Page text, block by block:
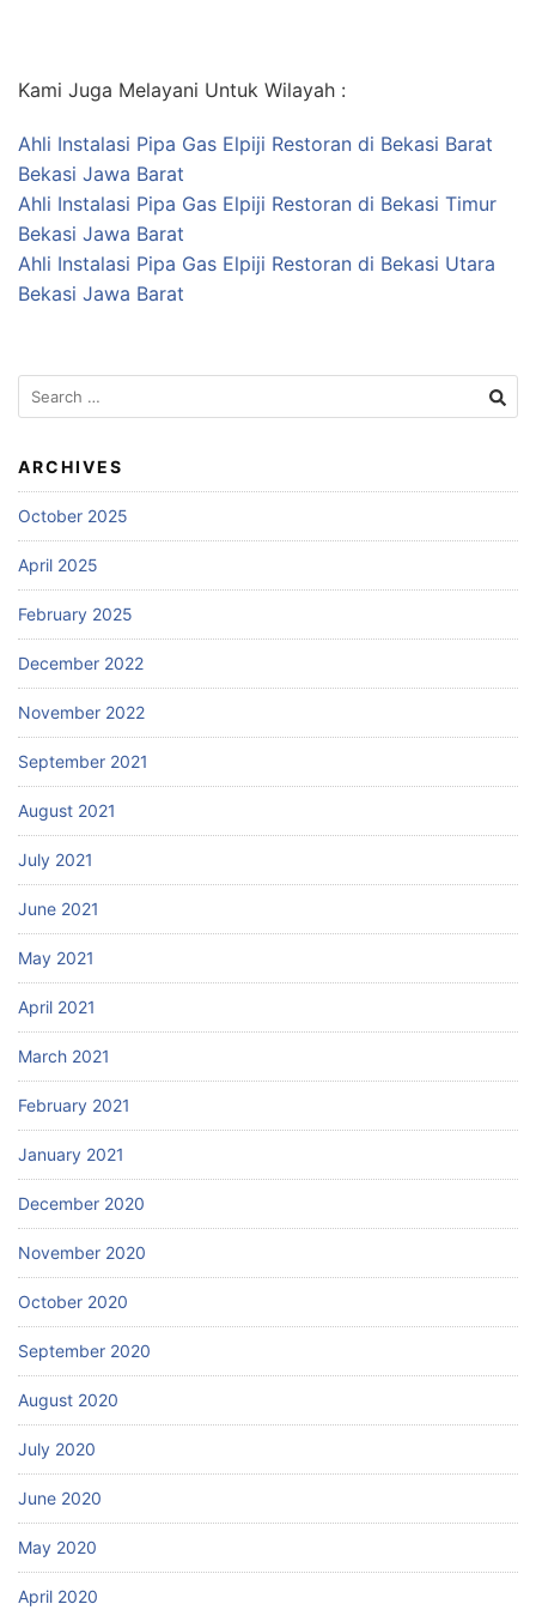
Kami Juga Melayani Untuk Wilayah :
Ahli Instalasi Pipa Gas Elpiji Restoran di Bekasi Barat
Bekasi Jawa Barat
Ahli Instalasi Pipa Gas Elpiji Restoran di Bekasi Timur
Bekasi Jawa Barat
Ahli Instalasi Pipa Gas Elpiji Restoran di Bekasi Utara
Bekasi Jawa Barat
Search
for:
ARCHIVES
October 2025
April 2025
February 2025
December 2022
November 2022
September 2021
August 2021
July 2021
June 2021
May 2021
April 2021
March 2021
February 2021
January 2021
December 2020
November 2020
October 2020
September 2020
August 2020
July 2020
June 2020
May 2020
April 2020